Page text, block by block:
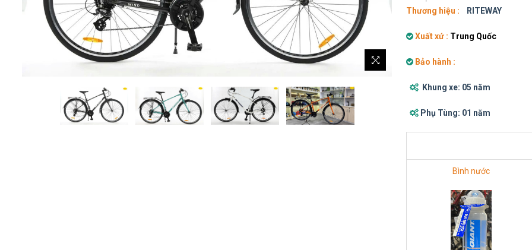
Thương hiệu :
RITEWAY
Xuất xứ : Trung Quốc
Bảo hành :
Khung xe: 05 năm
Phụ Tùng: 01 năm
Bình nước